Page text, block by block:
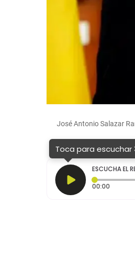
José Antonio Salazar
Toca para escuchar
ESCUCHA EL
00:00